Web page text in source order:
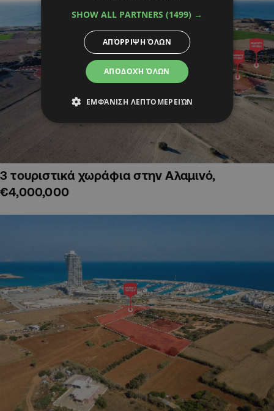
3 τουριστικά χωράφια στην Αλαμινό,
€4,000,000
SHOW ALL PARTNERS (1499) →
ΑΠΟΔΟΧΉ ΌΛΩΝ
ΑΠΌΡΡΙΨΗ ΌΛΩΝ
ΕΜΦΆΝΙΣΗ ΛΕΠΤΟΜΕΡΕΙΏΝ